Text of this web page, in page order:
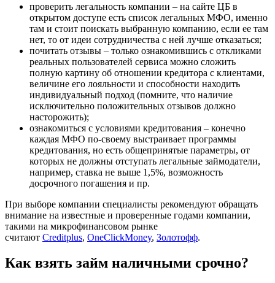
проверить легальность компании – на сайте ЦБ в
открытом доступе есть список легальных МФО, именно
там и стоит поискать выбранную компанию, если ее там
нет, то от идеи сотрудничества с ней лучше отказаться;
почитать отзывы – только ознакомившись с откликами
реальных пользователей сервиса можно сложить
полную картину об отношении кредитора с клиентами,
величине его лояльности и способности находить
индивидуальный подход (помните, что наличие
исключительно положительных отзывов должно
насторожить);
ознакомиться с условиями кредитования – конечно
каждая МФО по-своему выстраивает программы
кредитования, но есть общепринятые параметры, от
которых не должны отступать легальные займодатели,
например, ставка не выше 1,5%, возможность
досрочного погашения и пр.
При выборе компании специалисты рекомендуют обращать
внимание на известные и проверенные годами компании,
такими на микрофинансовом рынке
считают Creditplus, OneClickMoney, Золотофф.
Как взять займ наличными срочно?